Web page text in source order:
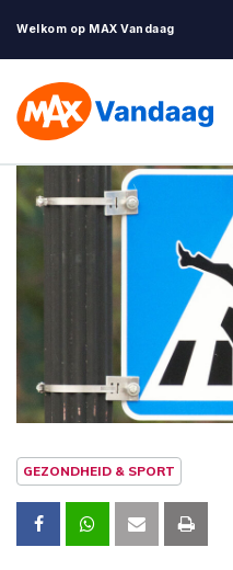
Welkom op MAX Vandaag
GEZONDHEID & SPORT